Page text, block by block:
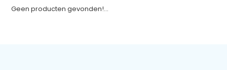
Geen producten gevonden!...